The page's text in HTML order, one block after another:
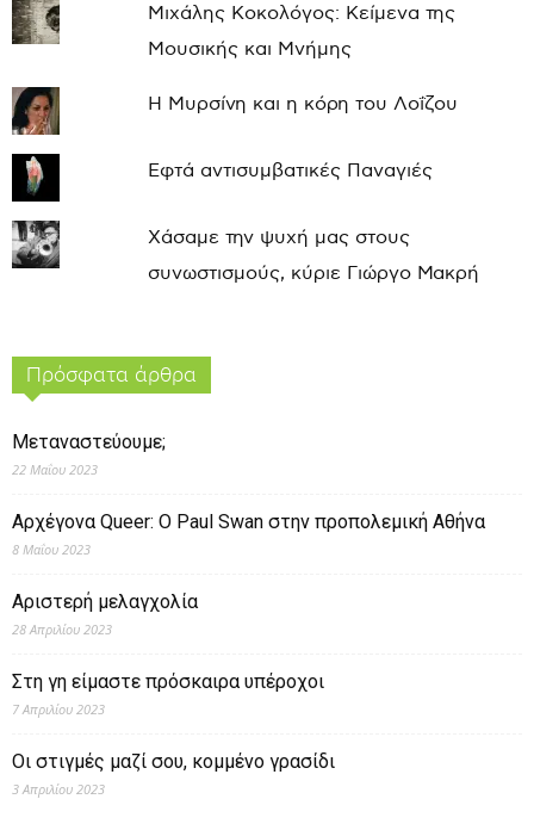
Μιχάλης Κοκολόγος: Κείμενα της
Μουσικής και Μνήμης
Η Μυρσίνη και η κόρη του Λοΐζου
Εφτά αντισυμβατικές Παναγιές
Χάσαμε την ψυχή μας στους
συνωστισμούς, κύριε Γιώργο Μακρή
Πρόσφατα άρθρα
Μεταναστεύουμε;
22 Μαΐου 2023
Αρχέγονα Queer: O Paul Swan στην προπολεμική Αθήνα
8 Μαΐου 2023
Αριστερή μελαγχολία
28 Απριλίου 2023
Στη γη είμαστε πρόσκαιρα υπέροχοι
7 Απριλίου 2023
Οι στιγμές μαζί σου, κομμένο γρασίδι
3 Απριλίου 2023